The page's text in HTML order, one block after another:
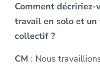
Comment décririez-
travail en solo et
collectif ?
CM : Nous